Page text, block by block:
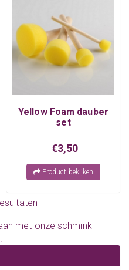
Yellow Foam dauber
set
€3,50
Product bekijken
met onzeschmink